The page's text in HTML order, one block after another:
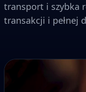
transport i szybka
transakcji i pełnej